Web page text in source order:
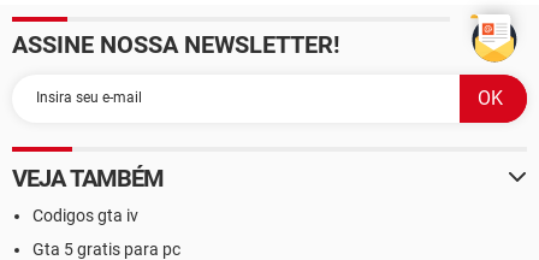
ASSINE NOSSA NEWSLETTER!
VEJA TAMBÉM
Codigos gta iv
Gta 5 gratis para pc